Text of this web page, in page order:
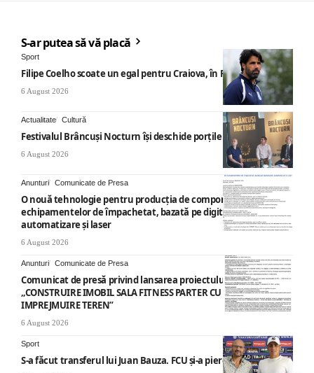
S-ar putea să vă placă
Sport
Filipe Coelho scoate un egal pentru Craiova, în Finlanda
6 August 2026
Actualitate Cultură
Festivalul Brâncuși Nocturn își deschide porțile la Târgu Jiu
6 August 2026
Anunturi Comunicate de Presa
O nouă tehnologie pentru producția de componente ale
echipamentelor de împachetat, bazată pe digitalizare,
automatizare și laser
6 August 2026
Anunturi Comunicate de Presa
Comunicat de presă privind lansarea proiectului cu titlul
„CONSTRUIRE IMOBIL SALA FITNESS PARTER CU SUPANTA SI
IMPREJMUIRE TEREN”
6 August 2026
Sport
S-a făcut transferul lui Juan Bauza. FCU și-a pierdut vedeta